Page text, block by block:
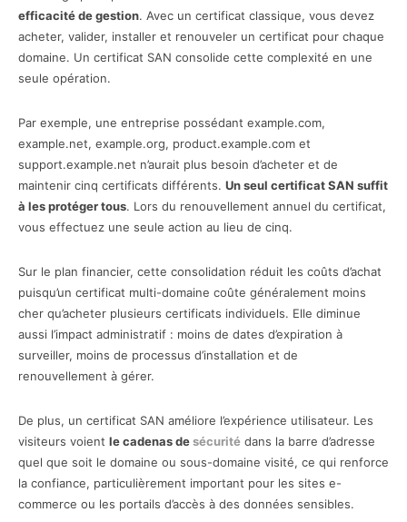
efficacité de gestion. Avec un certificat classique, vous devez
acheter, valider, installer et renouveler un certificat pour chaque
domaine. Un certificat SAN consolide cette complexité en une
seule opération.
Par exemple, une entreprise possédant example.com,
example.net, example.org, product.example.com et
support.example.net n’aurait plus besoin d’acheter et de
maintenir cinq certificats différents. Un seul certificat SAN suffit
à les protéger tous. Lors du renouvellement annuel du certificat,
vous effectuez une seule action au lieu de cinq.
Sur le plan financier, cette consolidation réduit les coûts d’achat
puisqu’un certificat multi-domaine coûte généralement moins
cher qu’acheter plusieurs certificats individuels. Elle diminue
aussi l’impact administratif : moins de dates d’expiration à
surveiller, moins de processus d’installation et de
renouvellement à gérer.
De plus, un certificat SAN améliore l’expérience utilisateur. Les
visiteurs voient le cadenas desécurité dans la barre d’adresse
quel que soit le domaine ou sous-domaine visité, ce qui renforce
la confiance, particulièrement important pour les sites e-
commerce ou les portails d’accès à des données sensibles.